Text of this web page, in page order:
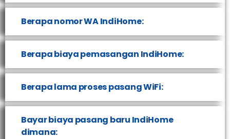
Berapa nomor WA IndiHome:
Berapa biaya pemasangan IndiHome:
Berapa lama proses pasang WiFi:
Bayar biaya pasang baru IndiHome
dimana: